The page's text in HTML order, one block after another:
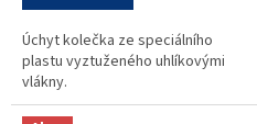
Úchyt kolečka ze speciálního
plastu vyztuženého uhlíkovými
vlákny.